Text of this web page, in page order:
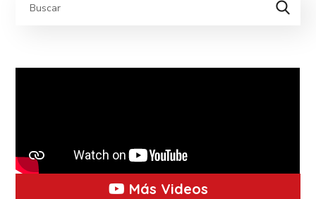
Más Videos